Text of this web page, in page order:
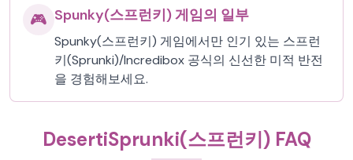
🎮 Spunky(스프런키) 게임의 일부
Spunky(스프런키) 게임에서만 인기 있는 스프런
키(Sprunki)/Incredibox 공식의 신선한 미적 반전
을 경험해보세요.
DesertiSprunki(스프런키) FAQ